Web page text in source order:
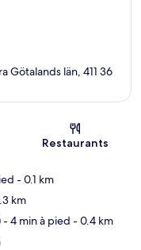
Götalands län, 411 36
Restaurants
- 0.1 km
km
- 4 min à pied - 0.4 km